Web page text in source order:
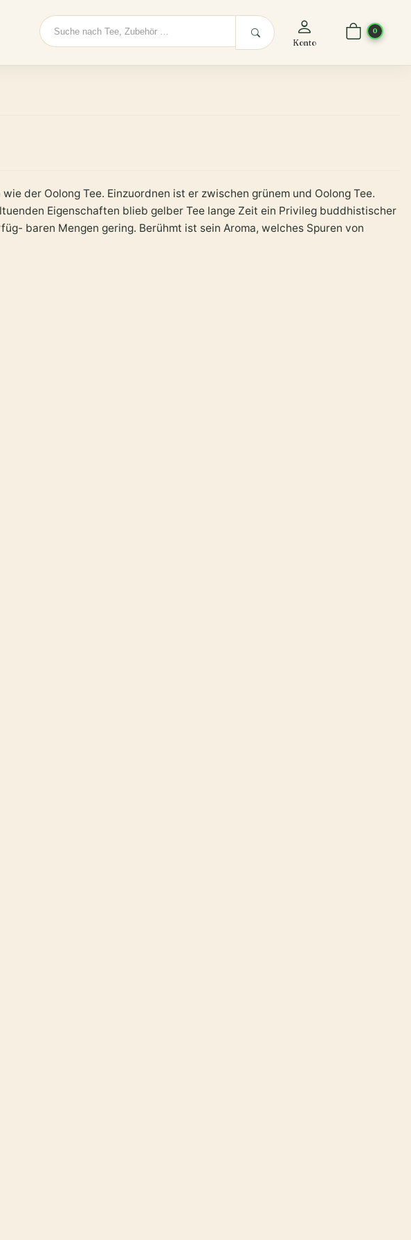
Suche
Konto
0
der Oolong Tee. Einzuordnen ist er zwischen grünem und Oolong Tee.
Eigenschaften blieb gelber Tee lange Zeit ein Privileg buddhistischer
baren Mengen gering. Berühmt ist sein Aroma, welches Spuren von